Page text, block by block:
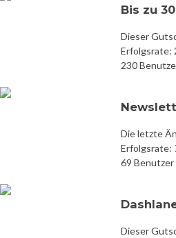
Bis zu
Dieser
Erfolgsrate:
230
Die letzte
Erfolgsrate:
69
Dieser